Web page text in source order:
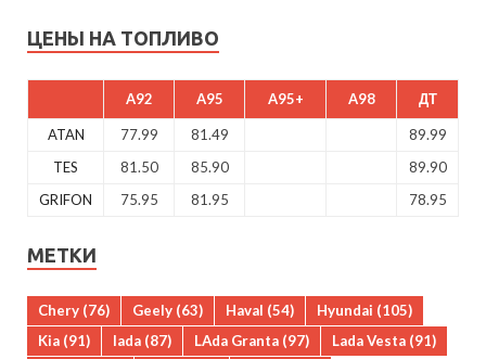
ЦЕНЫ НА ТОПЛИВО
A92 A95 A95+ A98 ДТ
ATAN 77.99 81.49
89.99
TES
81.50 85.90
89.90
GRIFON
75.95 81.95 78.95
МЕТКИ
Chery (76) Geely (63) Haval (54) Hyundai (105)
Kia (91) lada (87) LAda Granta (97) Lada Vesta (91)